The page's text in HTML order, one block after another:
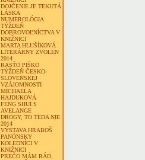
DOJČENIE JE TEKUTÁ
LÁSKA
NUMEROLÓGIA
TÝŽDEŇ
DOBROVOĽNÍCTVA V
KNIŽNICI
MARTA HLUŠÍKOVÁ
LITERÁRNY ZVOLEN
2014
RASŤO PIŠKO
TÝŽDEŇ ČESKO-
SLOVENSKEJ
VZÁJOMNOSTI
MICHAELA
HAJDUKOVÁ
FENG SHUI S
AVELANGE
DROGY, TO TEDA NIE
2014
VÝSTAVA HRABOŠ
PANÓNSKY
KOLEDNÍCI V
KNIŽNICI
PREČO MÁM RÁD